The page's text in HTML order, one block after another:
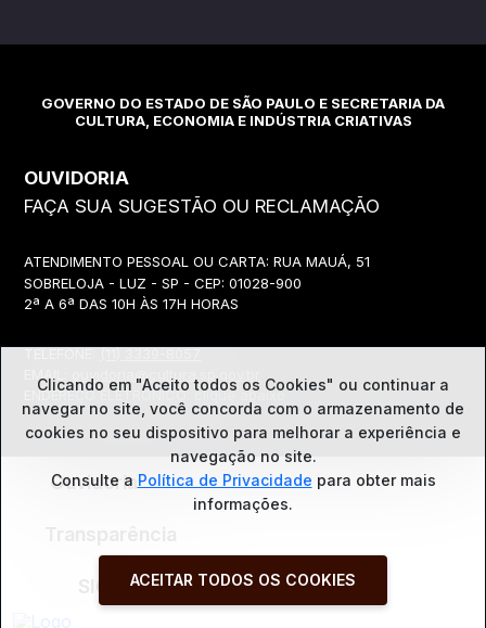
GOVERNO DO ESTADO DE SÃO PAULO E SECRETARIA DA
CULTURA, ECONOMIA E INDÚSTRIA CRIATIVAS
OUVIDORIA
FAÇA SUA SUGESTÃO OU RECLAMAÇÃO
ATENDIMENTO PESSOAL OU CARTA: RUA MAUÁ, 51
SOBRELOJA - LUZ - SP - CEP: 01028-900
2ª A 6ª DAS 10H ÀS 17H HORAS
EMAIL:
ouvidoria@cultura.sp.gov.br
ENDEREÇO ELETRÔNICO: clique abaixo
Ouvidoria
Clicando em "Aceito todos os Cookies" ou continuar a
navegar no site, você concorda com o armazenamento de
cookies no seu dispositivo para melhorar a experiência e
navegação no site.
Consulte a Política de Privacidade para obter mais
informações.
ACEITAR TODOS OS COOKIES